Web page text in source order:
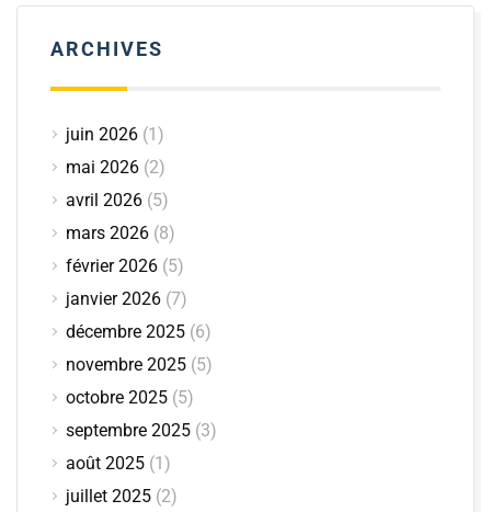
ARCHIVES
juin 2026 (1)
mai 2026 (2)
avril 2026 (5)
mars 2026 (8)
février 2026 (5)
janvier 2026 (7)
décembre 2025 (6)
novembre 2025 (5)
octobre 2025 (5)
septembre 2025 (3)
août 2025 (1)
juillet 2025 (2)